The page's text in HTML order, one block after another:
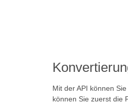
Mit der API können
können Sie zuerst die